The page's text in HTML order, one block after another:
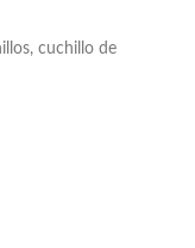
cuchillo de